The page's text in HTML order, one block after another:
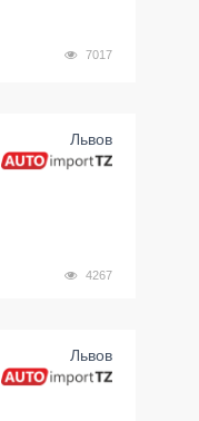
7017
Львов
4267
Львов